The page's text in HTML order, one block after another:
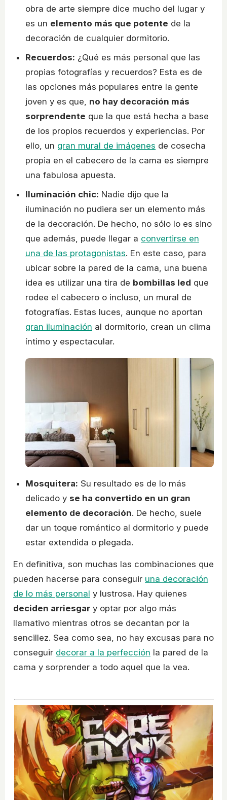
obra de arte siempre dice mucho del lugar y
es un elemento más que potente de la
decoración de cualquier dormitorio.
Recuerdos: ¿Qué es más personal que las
propias fotografías y recuerdos? Esta es de
las opciones más populares entre la gente
joven y es que, no hay decoración más
sorprendente que la que está hecha a base
de los propios recuerdos y experiencias. Por
ello, un gran mural de imágenes de cosecha
propia en el cabecero de la cama es siempre
una fabulosa apuesta.
Iluminación chic: Nadie dijo que la
iluminación no pudiera ser un elemento más
de la decoración. De hecho, no sólo lo es sino
que además, puede llegar a convertirse en
una de las protagonistas. En este caso, para
ubicar sobre la pared de la cama, una buena
idea es utilizar una tira de bombillas led que
rodee el cabecero o incluso, un mural de
fotografías. Estas luces, aunque no aportan
gran iluminación al dormitorio, crean un clima
íntimo y espectacular.
Mosquitera: Su resultado es de lo más
delicado y se ha convertido en un gran
elemento de decoración. De hecho, suele
dar un toque romántico al dormitorio y puede
estar extendida o plegada.
En definitiva, son muchas las combinaciones que
pueden hacerse para conseguir una decoración
de lo más personal y lustrosa. Hay quienes
deciden arriesgar y optar por algo más
llamativo mientras otros se decantan por la
sencillez. Sea como sea, no hay excusas para no
conseguir decorar a la perfección la pared de la
cama y sorprender a todo aquel que la vea.